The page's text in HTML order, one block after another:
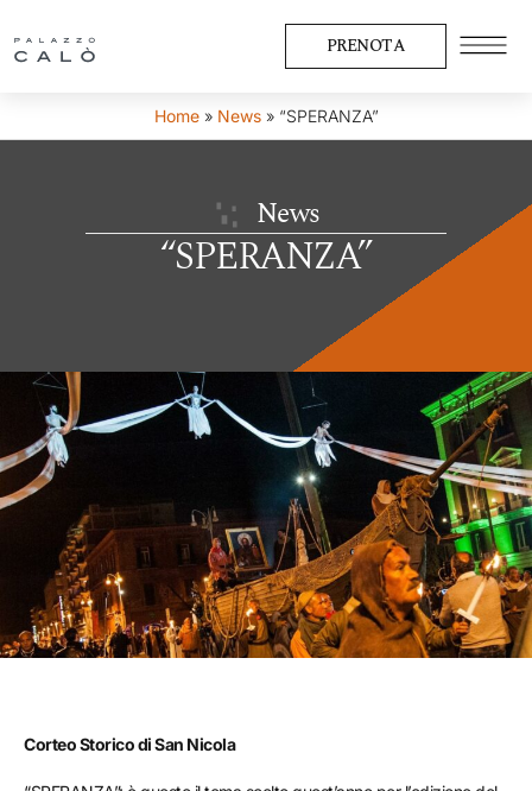
PRENOTA
Home» News» “SPERANZA”
News
“SPERANZA”
Corteo Storico di San Nicola